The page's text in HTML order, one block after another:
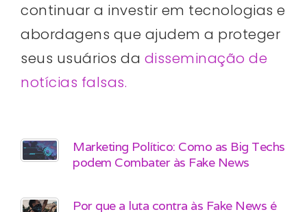
continuar a investir em tecnologias e
abordagens que ajudem a proteger
seus usuários da disseminação de
notícias falsas.
Marketing Político: Como as Big Techs
podem Combater às Fake News
Por que a luta contra às Fake News é